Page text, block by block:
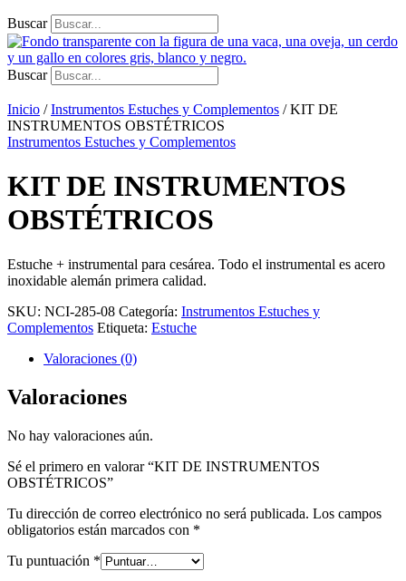
Buscar
Buscar
Inicio /Instrumentos Estuches y Complementos / KIT DE
INSTRUMENTOS OBSTÉTRICOS
Instrumentos Estuches y Complementos
KIT DE INSTRUMENTOS
OBSTÉTRICOS
Estuche + instrumental para cesárea. Todo el instrumental es acero
inoxidable alemán primera calidad.
SKU: NCI-285-08 Categoría: Instrumentos Estuches y
Complementos Etiqueta: Estuche
Valoraciones (0)
Valoraciones
No hay valoraciones aún.
Sé el primero en valorar “KIT DE INSTRUMENTOS
OBSTÉTRICOS”
Tu dirección de correo electrónico no será publicada. Los campos
obligatorios están marcados con *
Tu puntuación *